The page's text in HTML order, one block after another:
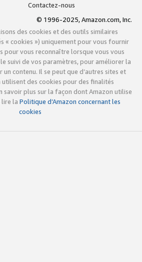
Contactez-nous
© 1996-2025, Amazon.com, Inc.
des cookies et des outils similaires
« cookies ») uniquement pour vous fournir
pour vous reconnaître lorsque vous vous
suivi de vos paramètres, pour améliorer la
contenu. Il se peut que d’autres sites et
utilisent des cookies pour des finalités
savoir plus sur la façon dont Amazon utilise
lire la Politique d’Amazon concernant les
cookies